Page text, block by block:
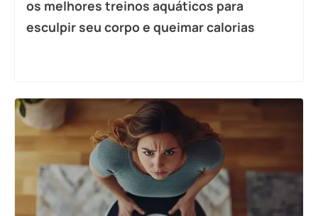
os melhores treinos aquáticos para
esculpir seu corpo e queimar calorias